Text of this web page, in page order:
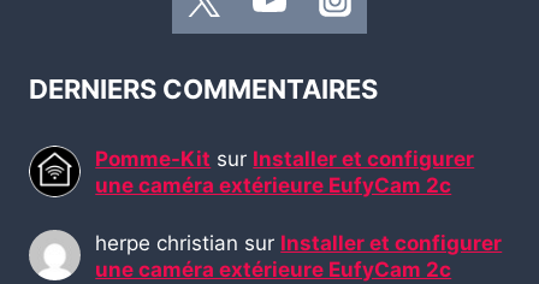
DERNIERS COMMENTAIRES
Pomme-Kit sur Installer et configurer
une caméra extérieure EufyCam 2c
herpe christian sur Installer et configurer
une caméra extérieure EufyCam 2c